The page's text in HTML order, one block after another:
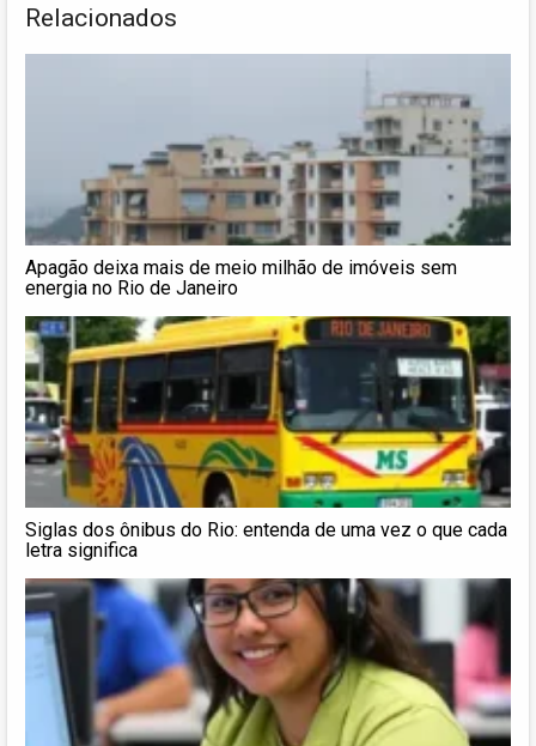
Relacionados
Apagão deixa mais de meio milhão de imóveis sem
energia no Rio de Janeiro
Siglas dos ônibus do Rio: entenda de uma vez o que cada
letra significa